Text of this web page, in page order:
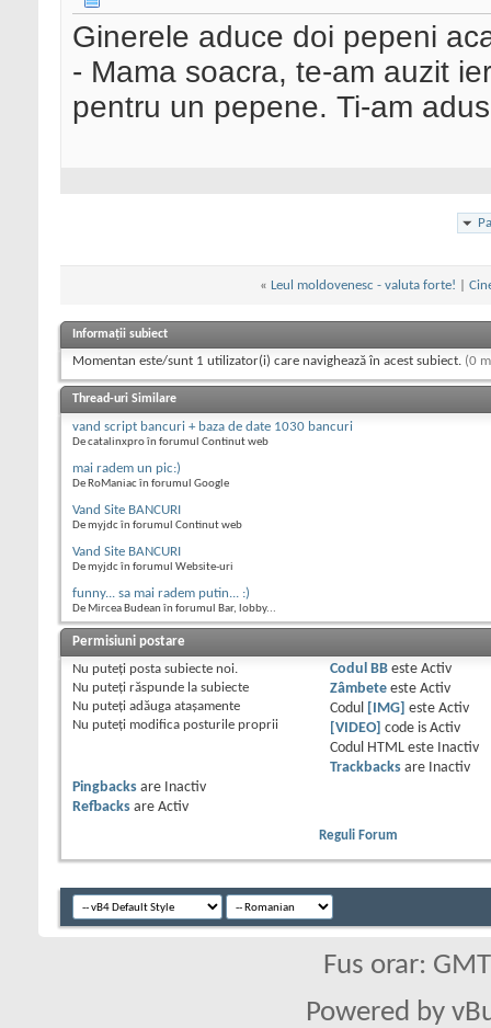
Ginerele aduce doi pepeni
- Mama soacra, te-am auzit
pentru un pepene. Ti-am
« Leul moldovenesc - valuta forte!
Informații subiect
Momentan este/sunt 1 utilizator(i) care navighează în acest subiect. (0
Thread-uri Similare
vand script bancuri + baza de date 1030 bancuri
De catalinxpro în forumul Continut web
mai radem un pic:)
De RoManiac în forumul Google
Vand Site BANCURI
De myjdc în forumul Continut web
Vand Site BANCURI
De myjdc în forumul Website-uri
funny... sa mai radem putin... :)
De Mircea Budean în forumul Bar, lobby...
Permisiuni postare
Nu puteţi posta subiecte noi.
Nu puteţi răspunde la subiecte
Nu puteţi adăuga ataşamente
Nu puteţi modifica posturile proprii
Codul BBeste Activ
Zâmbeteeste Activ
Codul
[IMG] este Activ
[VIDEO] code is Activ
Codul HTML este
Inactiv
Trackbacksare
Inactiv
Pingbacks are
Inactiv
Refbacks are Activ
Reguli Forum
Fus orar:
Powered by